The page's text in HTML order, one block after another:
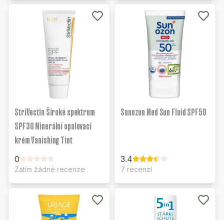
StriVectin Široké spektrum
SPF30 Minerální opalovací
krém Vanishing Tint
0
Zatím žádné recenze
Sunozon Med Sun Fluid SPF50
3.4
7 recenzí